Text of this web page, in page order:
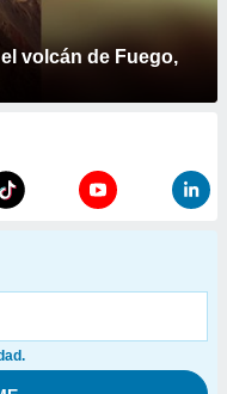
volcán de Fuego,